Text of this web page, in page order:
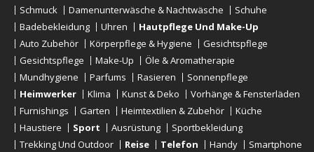
Schmuck
Damenunterwäsche & Nachtwäsche
Schuhe
Badebekleidung
Uhren
Hautpflege Und Make-Up
Auto Zubehör
Körperpflege & Hygiene
Gesichtspflege
Gesichtspflege
Make-Up
Öle & Aromatherapie
Mundhygiene
Parfums Rasieren
Sonnenpflege
Heimwerker
Klima Kunst & Deko
Vorhänge & Fensterläden
Furnishings
Garten Heimtextilien & Zubehör
Küche
Haustiere
Sport Ausrüstung
Sportbekleidung
Trekking Und Outdoor
Reise Telefon Handy
Smartphone